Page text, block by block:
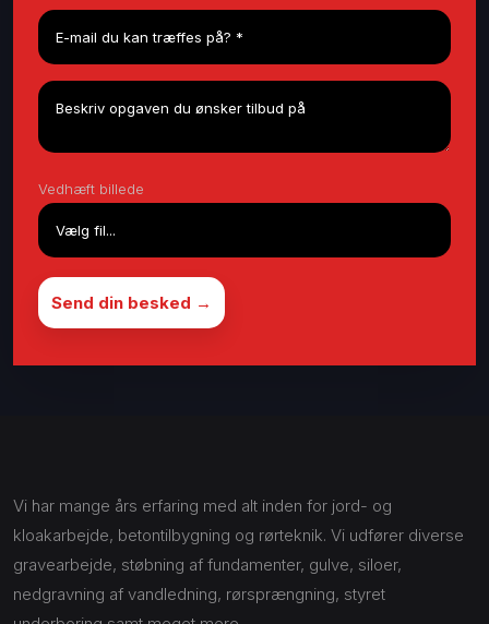
Vedhæft billede
Vi har mange års erfaring med alt inden for jord- og
kloakarbejde, betontilbygning og rørteknik. Vi udfører diverse
gravearbejde, støbning af fundamenter, gulve, siloer,
nedgravning af vandledning, rørsprængning, styret